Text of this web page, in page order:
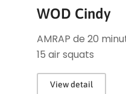
WOD Cindy
AMRAP de 20
15 air squats
View detail